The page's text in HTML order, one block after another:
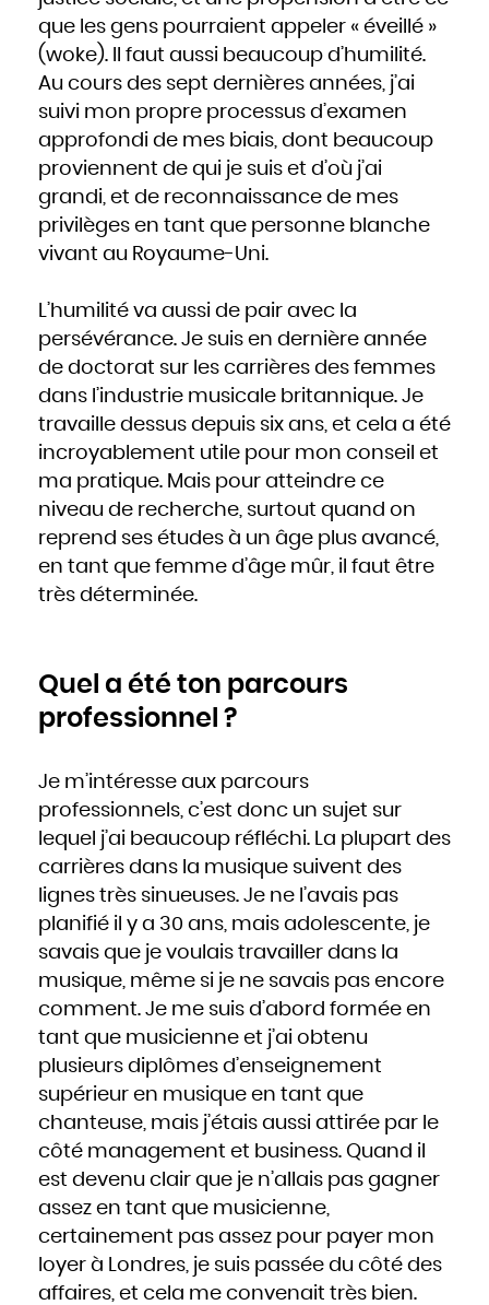
que les gens pourraient appeler « éveillé »
(woke). Il faut aussi beaucoup d’humilité.
Au cours des sept dernières années, j’ai
suivi mon propre processus d’examen
approfondi de mes biais, dont beaucoup
proviennent de qui je suis et d’où j’ai
grandi, et de reconnaissance de mes
privilèges en tant que personne blanche
vivant au Royaume-Uni.
L’humilité va aussi de pair avec la
persévérance. Je suis en dernière année
de doctorat sur les carrières des femmes
dans l’industrie musicale britannique. Je
travaille dessus depuis six ans, et cela a été
incroyablement utile pour mon conseil et
ma pratique. Mais pour atteindre ce
niveau de recherche, surtout quand on
reprend ses études à un âge plus avancé,
en tant que femme d’âge mûr, il faut être
très déterminée.
Quel a été ton parcours
professionnel ?
Je m’intéresse aux parcours
professionnels, c’est donc un sujet sur
lequel j’ai beaucoup réfléchi. La plupart des
carrières dans la musique suivent des
lignes très sinueuses. Je ne l’avais pas
planifié il y a 30 ans, mais adolescente, je
savais que je voulais travailler dans la
musique, même si je ne savais pas encore
comment. Je me suis d’abord formée en
tant que musicienne et j’ai obtenu
plusieurs diplômes d’enseignement
supérieur en musique en tant que
chanteuse, mais j’étais aussi attirée par le
côté management et business. Quand il
est devenu clair que je n’allais pas gagner
assez en tant que musicienne,
certainement pas assez pour payer mon
loyer à Londres, je suis passée du côté des
affaires, et cela me convenait très bien.